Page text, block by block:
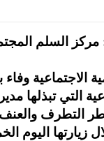
مركز السلم
الاجتماعية
التي تبذلها
اليوم